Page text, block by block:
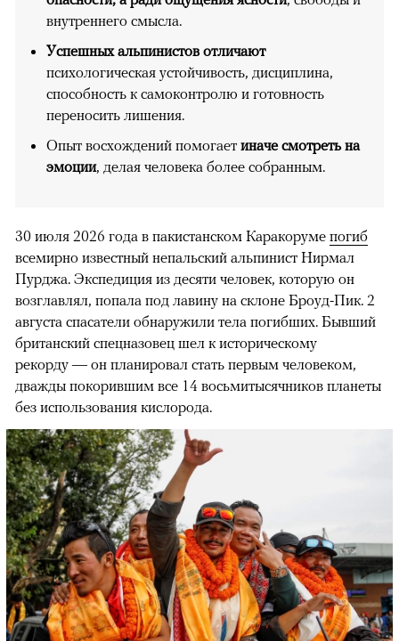
внутреннего смысла.
Успешных альпинистов отличают
психологическая устойчивость, дисциплина,
способность к самоконтролю и готовность
переносить лишения.
Опыт восхождений помогает иначе смотреть на
эмоции, делая человека более собранным.
30 июля 2026 года в пакистанском Каракоруме погиб
всемирно известный непальский альпинист Нирмал
Пурджа. Экспедиция из десяти человек, которую он
возглавлял, попала под лавину на склоне Броуд-Пик. 2
августа спасатели обнаружили тела погибших. Бывший
британский спецназовец шел к историческому
рекорду — он планировал стать первым человеком,
дважды покорившим все 14 восьмитысячников планеты
без использования кислорода.